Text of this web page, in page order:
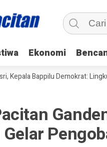
Ekonomi
Ekonomi
Demokrat: Lingkungan